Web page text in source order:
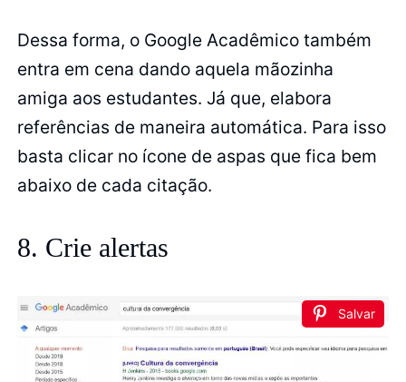
Dessa forma, o Google Acadêmico também
entra em cena dando aquela mãozinha
amiga aos estudantes. Já que, elabora
referências de maneira automática. Para isso
basta clicar no ícone de aspas que fica bem
abaixo de cada citação.
8. Crie alertas
Salvar